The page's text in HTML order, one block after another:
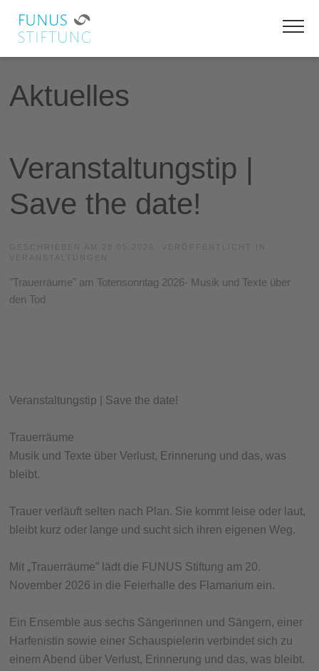
Aktuelles
Veranstaltungstip |
Save the date!
"Trauerräume" am Totensonntag 2026- Musik und Texte über
den Tod
Veranstaltungstip | Save the date!
Trauerräume
Musik und Texte über Verlust, Erinnerung und das, was
bleibt.
Trauer verläuft selten nach Plan. Sie kommt leise oder laut,
bleibt kurz oder lange und sucht sich ihren eigenen Weg.
Mit „Trauerräume” lädt die FUNUS Stiftung am 20.
November 2026 in die Feierhalle des Flamarium ein.
Ein Ensemble aus sechs Sängerinnen und Sängern, einer
Harfenistin sowie einer Schauspielerin verbindet sich zu
einem Abend über Verlust, Erinnerung und das, was bleibt.